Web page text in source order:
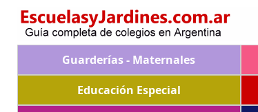
Guarderías - Maternales
Educación Especial